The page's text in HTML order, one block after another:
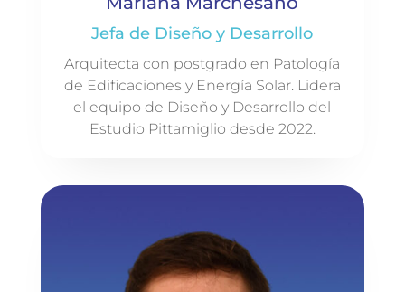
Jefa de Diseño y Desarrollo
Arquitecta con postgrado en Patología
de Edificaciones y Energía Solar. Lidera
el equipo de Diseño y Desarrollo del
Estudio Pittamiglio desde 2022.